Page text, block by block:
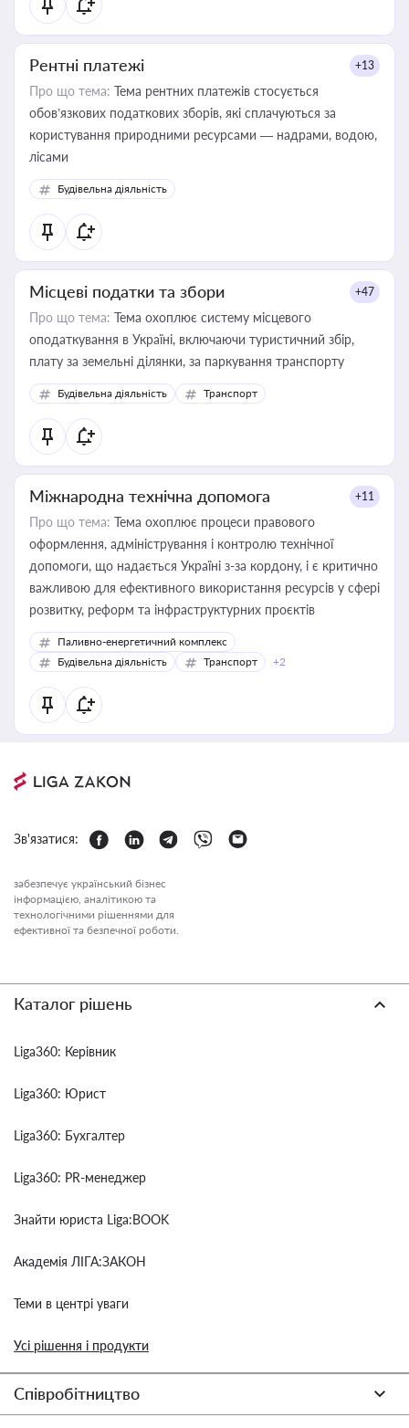
Рентні платежі +13
Про що тема: Тема рентних платежів стосується
обов’язкових податкових зборів, які сплачуються за
користування природними ресурсами — надрами, водою,
лісами
Будівельна діяльність
Місцеві податки та збори +47
Про що тема: Тема охоплює систему місцевого
оподаткування в Україні, включаючи туристичний збір,
плату за земельні ділянки, за паркування транспорту
Будівельна діяльність Транспорт
Міжнародна технічна допомога +11
Про що тема: Тема охоплює процеси правового
оформлення, адміністрування і контролю технічної
допомоги, що надається Україні з-за кордону, і є критично
важливою для ефективного використання ресурсів у сфері
розвитку, реформ та інфраструктурних проєктів
Паливно-енергетичний комплекс
Будівельна діяльність
Транспорт +2
Зв'язатися:
забезпечує український бізнес
інформацією, аналітикою та
технологічними рішеннями для
ефективної та безпечної роботи.
Каталог рішень
Liga360: Керівник
Liga360: Юрист
Liga360: Бухгалтер
Liga360: PR-менеджер
Знайти юриста Liga:BOOK
Академія ЛІГА:ЗАКОН
Теми в центрі уваги
Усі рішення і продукти
Співробітництво